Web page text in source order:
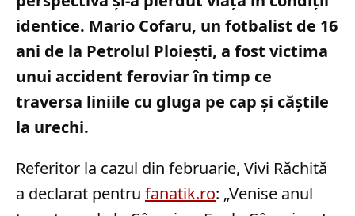
identice. Mario Cofaru, un fotbalist de 16
ani de la Petrolul Ploiești, a fost victima
unui accident feroviar în timp ce
traversa liniile cu gluga pe cap și căștile
la urechi.
Referitor la cazul din februarie, Vivi Răchită
a declarat pentru fanatik.ro: „Venise anul